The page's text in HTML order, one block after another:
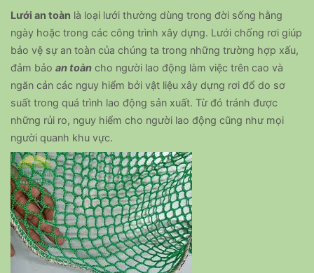
Lưới an toàn là loại lưới thường dùng trong đời sống hằng
ngày hoặc trong các công trình xây dựng. Lưới chống rơi giúp
bảo vệ sự an toàn của chúng ta trong những trường hợp xấu,
đảm bảo an toàn cho người lao động làm việc trên cao và
ngăn cản các nguy hiểm bởi vật liệu xây dựng rơi đổ do sơ
suất trong quá trình lao động sản xuất. Từ đó tránh được
những rủi ro, nguy hiểm cho người lao động cũng như mọi
người quanh khu vực.